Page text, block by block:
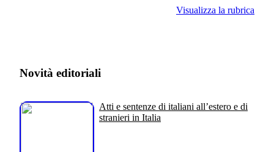
Visualizza la rubrica
Novità editoriali
Atti e sentenze di italiani all’estero e di
stranieri in Italia